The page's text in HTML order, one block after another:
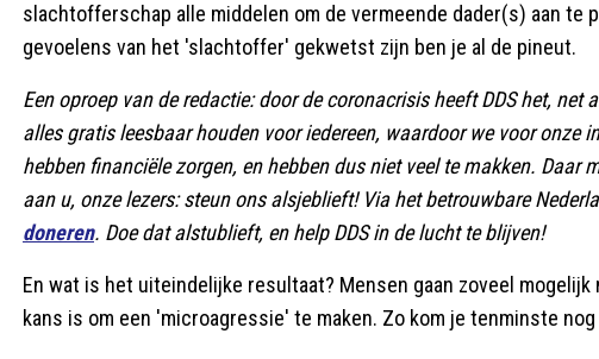
slachtofferschap alle middelen om de vermeende dader(s) aan te
gevoelens van het 'slachtoffer' gekwetst zijn ben je al de pineut.
Een oproep van de redactie: door de coronacrisis heeft DDS het,
alles gratis leesbaar houden voor iedereen, waardoor we voor
hebben financiële zorgen, en hebben dus niet veel te makken. Daar
aan u, onze lezers: steun ons alsjeblieft! Via het betrouwbare
doneren. Doe dat alstublieft, en help DDS in de lucht te blijven!
En wat is het uiteindelijke resultaat? Mensen gaan zoveel
kans is om een 'microagressie' te maken. Zo kom je tenminste